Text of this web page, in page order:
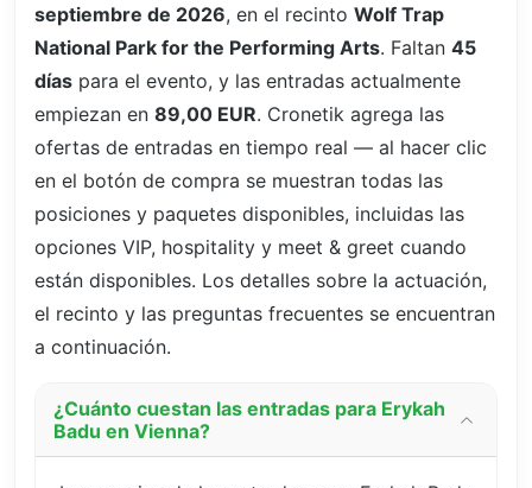
septiembre de 2026, en el recinto Wolf Trap
National Park for the Performing Arts. Faltan 45
días para el evento, y las entradas actualmente
empiezan en 89,00 EUR. Cronetik agrega las
ofertas de entradas en tiempo real — al hacer clic
en el botón de compra se muestran todas las
posiciones y paquetes disponibles, incluidas las
opciones VIP, hospitality y meet & greet cuando
están disponibles. Los detalles sobre la actuación,
el recinto y las preguntas frecuentes se encuentran
a continuación.
¿Cuánto cuestan las entradas para Erykah
Badu en Vienna?